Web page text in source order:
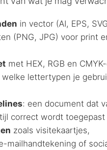
in vector (AI, EPS,
(PNG, JPG) voor print
met HEX, RGB en
welke lettertypen je
: een document dat
correct wordt toegepast
zoals visitekaartjes,
mailhandtekening of